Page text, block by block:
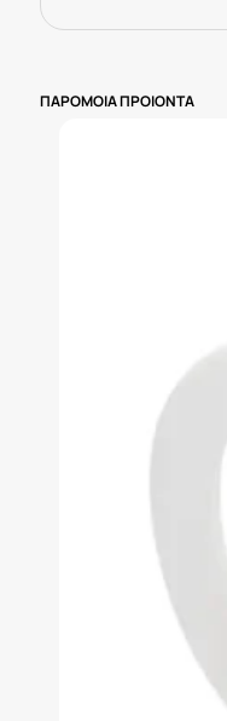
ΠΑΡΟΜΟΙΑ ΠΡΟΙΟΝΤΑ